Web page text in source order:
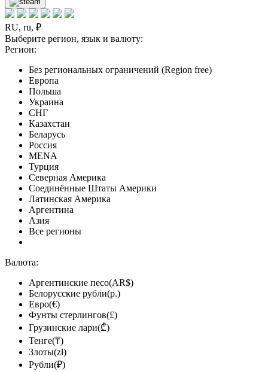
RU, ru, ₽
Выберите регион, язык и валюту:
Регион:
Без региональных ограничений (Region free)
Европа
Польша
Украина
СНГ
Казахстан
Беларусь
Россия
MENA
Турция
Северная Америка
Соединённые Штаты Америки
Латинская Америка
Аргентина
Азия
Все регионы
Валюта:
Аргентинские песо(AR$)
Белорусские рубли(р.)
Евро(€)
Фунты стерлингов(£)
Грузинские лари(₾)
Тенге(₸)
Злоты(zł)
Рубли(₽)